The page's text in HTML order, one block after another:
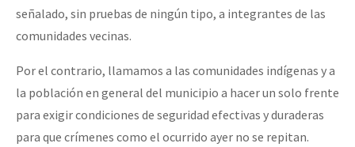
señalado, sin pruebas de ningún tipo, a integrantes de las
comunidades vecinas.
Por el contrario, llamamos a las comunidades indígenas y a
la población en general del municipio a hacer un solo frente
para exigir condiciones de seguridad efectivas y duraderas
para que crímenes como el ocurrido ayer no se repitan.